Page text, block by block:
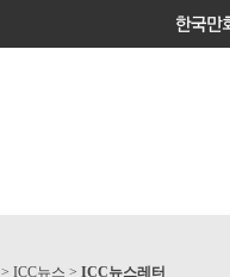
> ICC뉴스 > ICC뉴스레터